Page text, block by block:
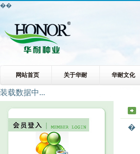
��
网站首页 关于华耐 华耐文化
装载数据中...
�